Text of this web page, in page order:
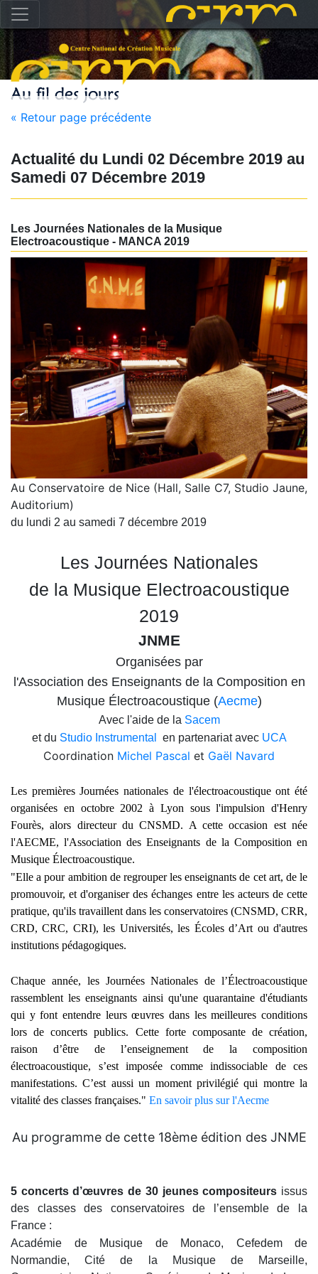
« Retour page précédente
Actualité du Lundi 02 Décembre 2019 au
Samedi 07 Décembre 2019
Les Journées Nationales de la Musique
Electroacoustique - MANCA 2019
Au Conservatoire de Nice (Hall, Salle C7, Studio Jaune,
Auditorium)
du lundi 2 au samedi 7 décembre 2019
Les Journées Nationales
de la Musique Electroacoustique
2019
JNME
Organisées par
l'Association des Enseignants de la Composition en
Musique Électroacoustique (Aecme)
Avec l'aide de la Sacem
et du Studio Instrumental en partenariat avec UCA
Coordination Michel Pascal et Gaël Navard
Les premières Journées nationales de l'électroacoustique ont été
organisées en octobre 2002 à Lyon sous l'impulsion d'Henry
Fourès, alors directeur du CNSMD. A cette occasion est née
l'AECME,l'Association des Enseignants de la Composition en
Musique Électroacoustique.
"Elle a pour ambition de regrouper les enseignants de cet art, de le
promouvoir, et d'organiser des échanges entre les acteurs de cette
pratique, qu'ils travaillent dans les conservatoires (CNSMD, CRR,
CRD, CRC, CRI), les Universités, les Écoles d’Art ou d'autres
institutions pédagogiques.
Chaque année, les Journées Nationales de l’Électroacoustique
rassemblent les enseignants ainsi qu'une quarantaine d'étudiants
qui y font entendre leurs œuvres dans les meilleures conditions
lors de concerts publics. Cette forte composante de création,
raison d’être de l’enseignement de la composition
électroacoustique, s’est imposée comme indissociable de ces
manifestations. C’est aussi un moment privilégié qui montre la
vitalité des classes françaises." En savoir plus sur l'Aecme
Au programme de cette 18ème édition des JNME
5 concerts d’œuvres de 30 jeunes compositeurs issus
des classes des conservatoires de l’ensemble de la
France :
Académie de Musique de Monaco, Cefedem de
Normandie, Cité de la Musique de Marseille,